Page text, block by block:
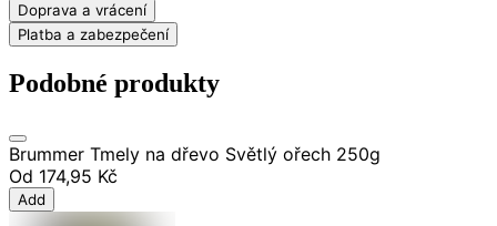
Doprava a vrácení
Platba a zabezpečení
Podobné produkty
Brummer Tmely na dřevo Světlý ořech 250g
Od 174,95 Kč
Add